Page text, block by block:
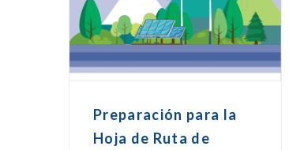
Preparación para la
Hoja de Ruta de